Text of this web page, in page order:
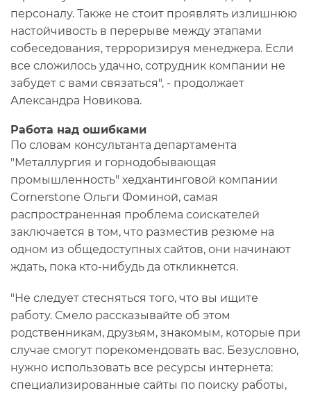
персоналу. Также не стоит проявлять излишнюю
настойчивость в перерыве между этапами
собеседования, терроризируя менеджера. Если
все сложилось удачно, сотрудник компании не
забудет с вами связаться", - продолжает
Александра Новикова.
Работа над ошибками
По словам консультанта департамента
"Металлургия и горнодобывающая
промышленность" хедхантинговой компании
Cornerstone Ольги Фоминой, самая
распространенная проблема соискателей
заключается в том, что разместив резюме на
одном из общедоступных сайтов, они начинают
ждать, пока кто-нибудь да откликнется.
"Не следует стесняться того, что вы ищите
работу. Смело рассказывайте об этом
родственникам, друзьям, знакомым, которые при
случае смогут порекомендовать вас. Безусловно,
нужно использовать все ресурсы интернета:
специализированные сайты по поиску работы,